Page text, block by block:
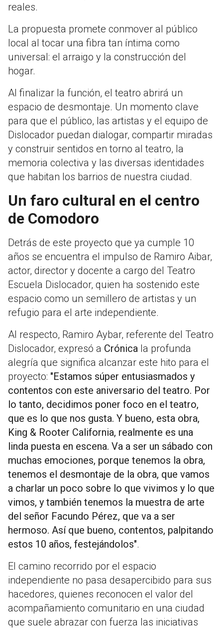
reales.
La propuesta promete conmover al público
local al tocar una fibra tan íntima como
universal: el arraigo y la construcción del
hogar.
Al finalizar la función, el teatro abrirá un
espacio de desmontaje. Un momento clave
para que el público, las artistas y el equipo de
Dislocador puedan dialogar, compartir miradas
y construir sentidos en torno al teatro, la
memoria colectiva y las diversas identidades
que habitan los barrios de nuestra ciudad.
Un faro cultural en el centro
de Comodoro
Detrás de este proyecto que ya cumple 10
años se encuentra el impulso de Ramiro Aibar,
actor, director y docente a cargo del Teatro
Escuela Dislocador, quien ha sostenido este
espacio como un semillero de artistas y un
refugio para el arte independiente.
Al respecto, Ramiro Aybar, referente del Teatro
Dislocador, expresó a Crónica la profunda
alegría que significa alcanzar este hito para el
proyecto: "Estamos súper entusiasmados y
contentos con este aniversario del teatro. Por
lo tanto, decidimos poner foco en el teatro,
que es lo que nos gusta. Y bueno, esta obra,
King & Rooter California, realmente es una
linda puesta en escena. Va a ser un sábado con
muchas emociones, porque tenemos la obra,
tenemos el desmontaje de la obra, que vamos
a charlar un poco sobre lo que vivimos y lo que
vimos, y también tenemos la muestra de arte
del señor Facundo Pérez, que va a ser
hermoso. Así que bueno, contentos, palpitando
estos 10 años, festejándolos".
El camino recorrido por el espacio
independiente no pasa desapercibido para sus
hacedores, quienes reconocen el valor del
acompañamiento comunitario en una ciudad
que suele abrazar con fuerza las iniciativas